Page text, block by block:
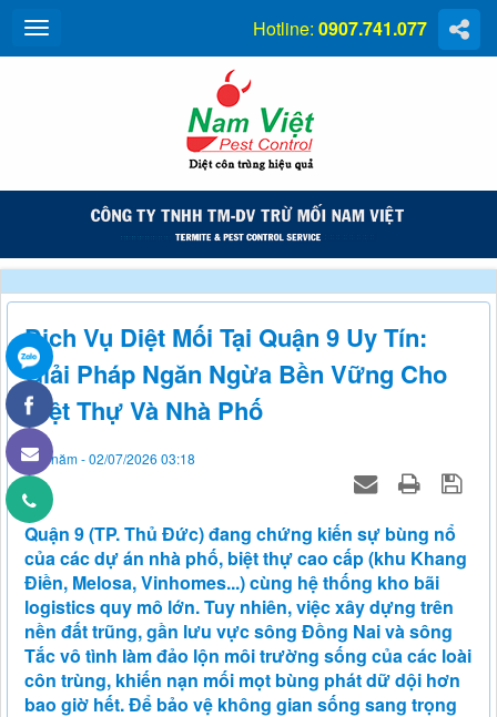
Hotline: 0907.741.077
Dịch Vụ Diệt Mối Tại Quận 9 Uy Tín:
Giải Pháp Ngăn Ngừa Bền Vững Cho
Biệt Thự Và Nhà Phố
Thứ năm - 02/07/2026 03:18
Quận 9 (TP. Thủ Đức) đang chứng kiến sự bùng nổ
của các dự án nhà phố, biệt thự cao cấp (khu Khang
Điền, Melosa, Vinhomes...) cùng hệ thống kho bãi
logistics quy mô lớn. Tuy nhiên, việc xây dựng trên
nền đất trũng, gần lưu vực sông Đồng Nai và sông
Tắc vô tình làm đảo lộn môi trường sống của các loài
côn trùng, khiến nạn mối mọt bùng phát dữ dội hơn
bao giờ hết. Để bảo vệ không gian sống sang trọng